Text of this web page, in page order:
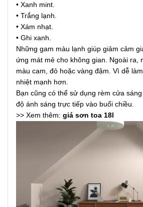
• Xanh mint.
• Trắng lạnh.
• Xám nhạt.
• Ghi xanh.
Những gam màu lạnh giúp giảm cảm
ứng mát mẻ cho không gian. Ngoài ra,
màu cam, đỏ hoặc vàng đậm. Vì dễ
nhiệt mạnh hơn.
Bạn cũng có thể sử dụng rèm cửa
độ ánh sáng trực tiếp vào buổi chiều.
>> Xem thêm: giá sơn toa 18l